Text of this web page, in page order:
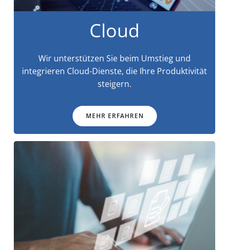
Cloud
Wir unterstützen Sie beim Umstieg und
integrieren Cloud-Dienste, die Ihre Produktivität
steigern.
MEHR ERFAHREN